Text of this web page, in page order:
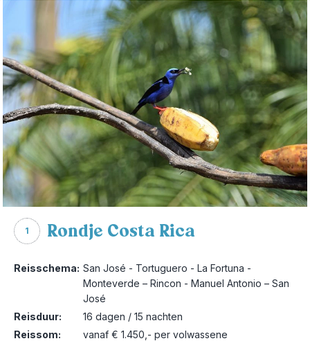
1 Rondje Costa Rica
Reisschema: San José - Tortuguero - La Fortuna -
Monteverde – Rincon - Manuel Antonio – San
José
Reisduur:
16 dagen / 15 nachten
Reissom:
vanaf € 1.450,- per volwassene